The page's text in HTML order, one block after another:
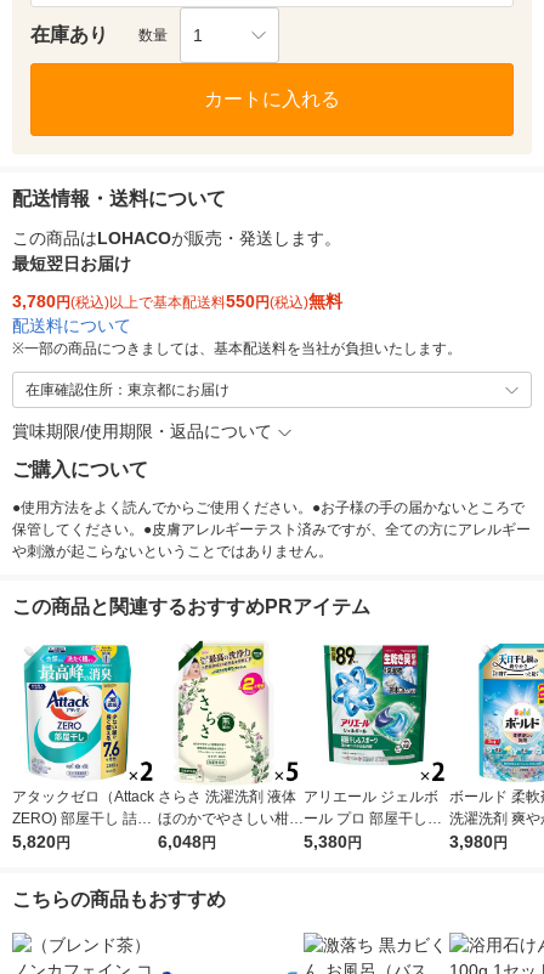
在庫あり 数量 1
カートに入れる
配送情報・送料について
この商品はLOHACOが販売・発送します。
最短翌日お届け
3,780円(税込)以上で基本配送料550円(税込)無料
配送料について
※一部の商品につきましては、基本配送料を当社が負担いたします。
在庫確認住所：東京都にお届け
賞味期限/使用期限・返品について
ご購入について
●使用方法をよく読んでからご使用ください。●お子様の手の届かないところで
保管してください。●皮膚アレルギーテスト済みですが、全ての方にアレルギー
や刺激が起こらないということではありません。
この商品と関連するおすすめPRアイテム
アタックゼロ（Attack
ZERO) 部屋干し 詰め
替え メガジャンボ 23
5,820円
さらさ 洗濯洗剤 液体
ほのかでやさしい柑橘
系の香り 詰め替え ウ
P＆G
6,048円
アリエール ジェルボ
ール プロ 部屋干し＆
スポーツ 部屋干しで
5,380円
ボールド 柔軟
洗濯洗剤 爽やかおひ
さまとフレッ
3,980円
こちらの商品もおすすめ